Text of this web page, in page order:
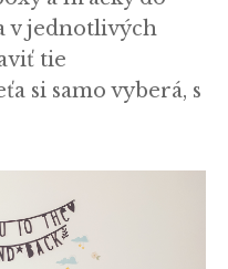
v jednotlivých
tie
si samo vyberá, s